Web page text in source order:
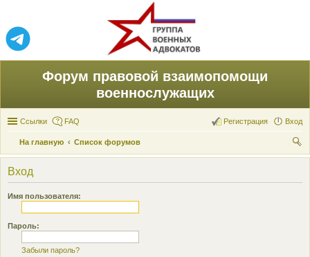
Форум правовой взаимопомощи
военнослужащих
Ссылки FAQ Вход
Регистрация
На главную
Список форумов
ои
Вход
Имя пользователя:
Пароль:
Забыли пароль?